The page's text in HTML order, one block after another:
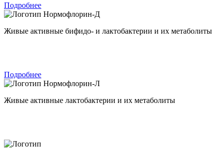
Подробнее
Нормофлорин-Д
Живые активные бифидо- и лактобактерии и их метаболиты
Подробнее
Нормофлорин-Л
Живые активные лактобактерии и их метаболиты